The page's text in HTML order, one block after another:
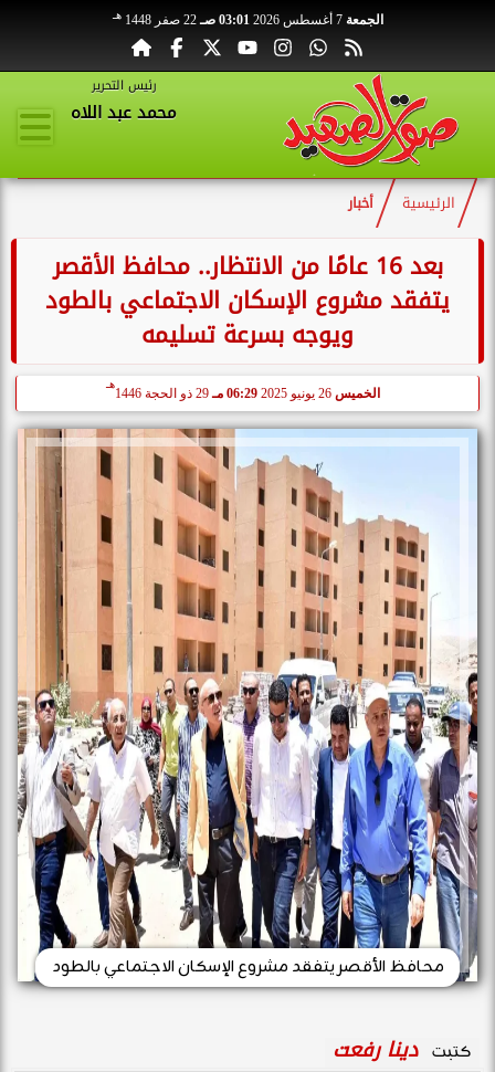
الجمعة 7 أغسطس 2026 03:01 صـ 22 صفر 1448 هـ
رئيس التحرير
محمد عبد اللاه
الرئيسية أخبار
بعد 16 عامًا من الانتظار.. محافظ الأقصر
يتفقد مشروع الإسكان الاجتماعي بالطود
ويوجه بسرعة تسليمه
الخميس 06:29 مـ 29 ذو الحجة 1446
هـ
محافظ الأقصر يتفقد مشروع الإسكان الاجتماعي بالطود
كتبت دينا رفعت